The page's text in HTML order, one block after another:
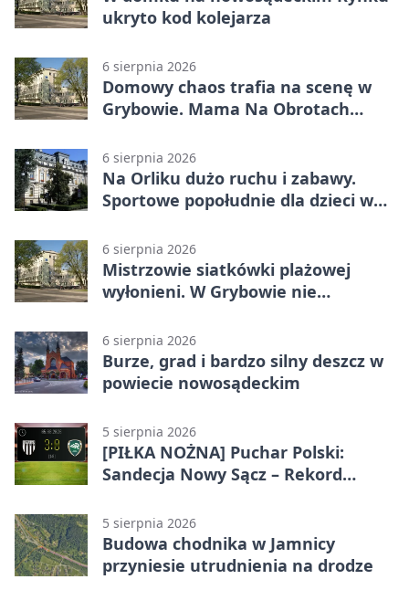
ukryto kod kolejarza
6 sierpnia 2026
Domowy chaos trafia na scenę w
Grybowie. Mama Na Obrotach
6 sierpnia 2026
Na Orliku dużo ruchu i zabawy.
Sportowe popołudnie dla dzieci w
6 sierpnia 2026
Mistrzowie siatkówki plażowej
wyłonieni. W Grybowie nie
6 sierpnia 2026
Burze, grad i bardzo silny deszcz w
powiecie nowosądeckim
5 sierpnia 2026
[PIŁKA NOŻNA] Puchar Polski:
Sandecja Nowy Sącz – Rekord
5 sierpnia 2026
Budowa chodnika w Jamnicy
przyniesie utrudnienia na drodze